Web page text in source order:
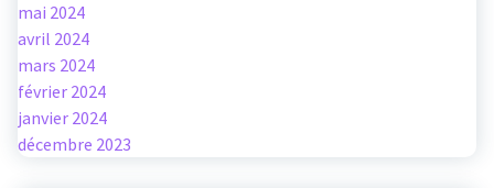
mai 2024
avril 2024
mars 2024
février 2024
janvier 2024
décembre 2023